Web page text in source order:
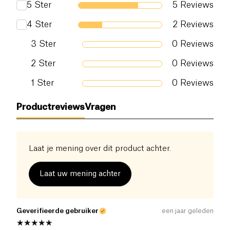
Zout (g) 0.22 g
5 Ster 5 Reviews
4 Ster 2 Reviews
3 Ster 0 Reviews
2 Ster 0 Reviews
1 Ster 0 Reviews
ProductreviewsVragen
Laat je mening over dit product achter.
Laat uw mening achter
Geverifieerde gebruiker een jaar geleden